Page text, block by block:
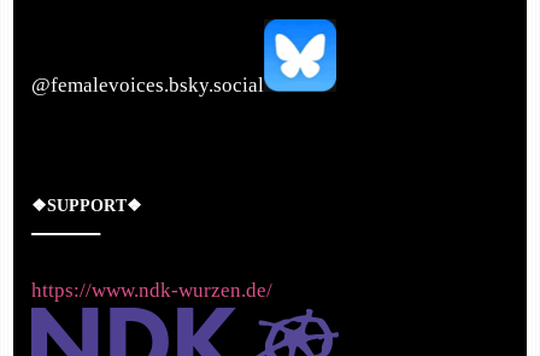
‪@femalevoices.bsky.social‬
❖SUPPORT❖
https://www.ndk-wurzen.de/